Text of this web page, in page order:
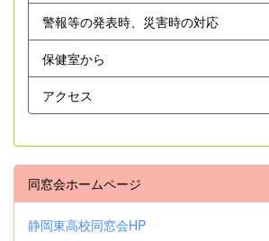
警報等の発表時、災害時の対応
保健室から
アクセス
同窓会ホームページ
静岡東高校同窓会HP